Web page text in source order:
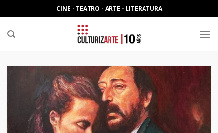
to
content
CINE - TEATRO - ARTE - LITERATURA